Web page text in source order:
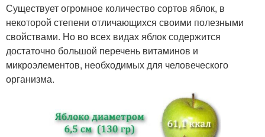
Существует огромное количество сортов яблок, в
некоторой степени отличающихся своими полезными
свойствами. Но во всех видах яблок содержится
достаточно большой перечень витаминов и
микроэлементов, необходимых для человеческого
организма.